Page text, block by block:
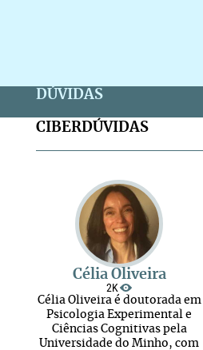
DÚVIDAS
CIBERDÚVIDAS
Célia Oliveira
2K
Célia Oliveira é doutorada em
Psicologia Experimental e
Ciências Cognitivas pela
Universidade do Minho, com